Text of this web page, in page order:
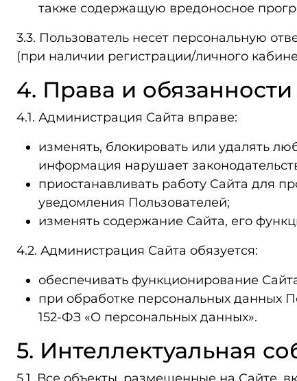
также содержащую вредоносное
3.3. Пользователь несет персональную
(при наличии регистрации/личного
4. Права и
4.1. Администрация Сайта вправе:
изменять, блокировать или удалять
информация нарушает
приостанавливать работу Сайта для
уведомления Пользователей;
изменять содержание Сайта, его
4.2. Администрация Сайта обязуется:
обеспечивать функционирование
при обработке персональных данных
152‑ФЗ «О персональных данных».
5. Интеллектуальная